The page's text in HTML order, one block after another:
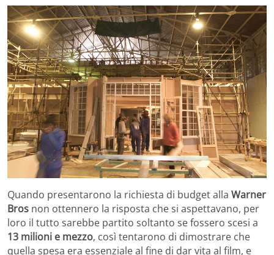
Quando presentarono la richiesta di budget alla Warner
Bros non ottennero la risposta che si aspettavano, per
loro il tutto sarebbe partito soltanto se fossero scesi a
13 milioni e mezzo, così tentarono di dimostrare che
quella spesa era essenziale al fine di dar vita al film, e